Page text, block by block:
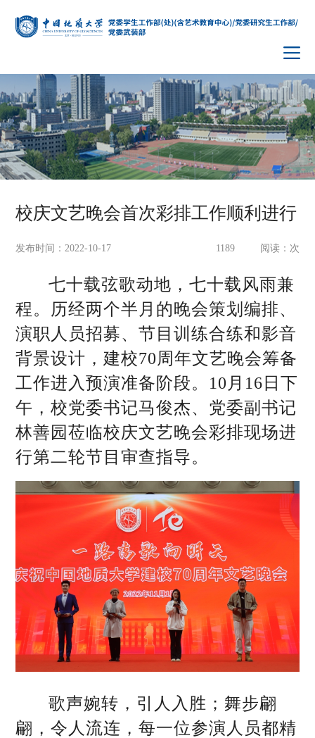
校庆文艺晚会首次彩排工作顺利进行
发布时间：2022-10-17 阅读：
1189 次
七十载弦歌动地，七十载风雨兼
程。历经两个半月的晚会策划编排、
演职人员招募、节目训练合练和影音
背景设计，建校70周年文艺晚会筹备
工作进入预演准备阶段。10月16日下
午，校党委书记马俊杰、党委副书记
林善园莅临校庆文艺晚会彩排现场进
行第二轮节目审查指导。
歌声婉转，引人入胜；舞步翩
翩，令人流连，每一位参演人员都精